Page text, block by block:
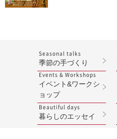
Seasonal talks
季節の手づくり
Events & Workshops
イベント&ワークシ
ョップ
Beautiful days
暮らしのエッセイ